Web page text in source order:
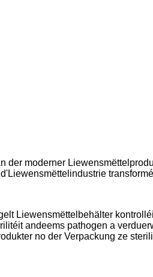
der moderner
Liewensmëttelbehälter
andeems pathogen a
no der Verpackung ze